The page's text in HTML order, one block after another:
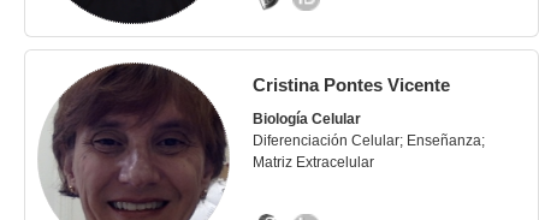
Cristina Pontes Vicente
Biología Celular
Diferenciación Celular; Enseñanza;
Matriz Extracelular